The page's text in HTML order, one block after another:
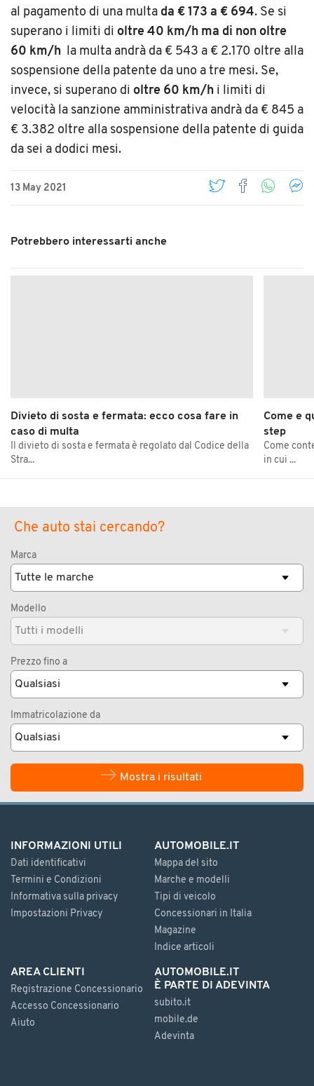
al pagamento di una multa da € 173 a € 694. Se si
superano i limiti di oltre 40 km/h ma di non oltre
60 km/h la multa andrà da € 543 a € 2.170 oltre alla
sospensione della patente da uno a tre mesi. Se,
invece, si superano di oltre 60 km/h i limiti di
velocità la sanzione amministrativa andrà da € 845 a
€ 3.382 oltre alla sospensione della patente di guida
da sei a dodici mesi.
13 May 2021
Potrebbero interessarti anche
Divieto di sosta e fermata: ecco cosa fare in
caso di multa
Il divieto di sosta e fermata è regolato dal Codice della
Stra...
Come e
step
Come
in cui ...
Che auto stai cercando?
Marca
Modello
Prezzo fino a
Immatricolazione da
Mostra i risultati
INFORMAZIONI UTILI
Dati identificativi
Termini e Condizioni
Informativa sulla privacy
Impostazioni Privacy
AUTOMOBILE.IT
Mappa del sito
Marche e modelli
Tipi di veicolo
Concessionari in Italia
Magazine
Indice articoli
AREA CLIENTI
Registrazione Concessionario
Accesso Concessionario
Aiuto
AUTOMOBILE.IT
È PARTE DI ADEVINTA
subito.it
mobile.de
Adevinta